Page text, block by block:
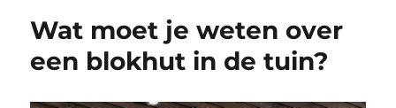
Wat moet je weten over
een blokhut in de tuin?